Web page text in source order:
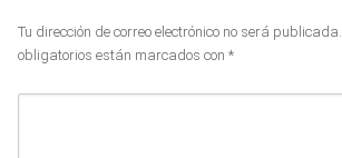
Tu dirección de correo electrónico no será publicada.
obligatorios están marcados con *